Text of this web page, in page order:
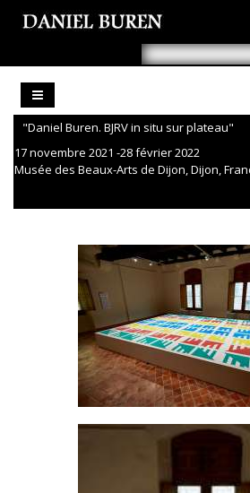
"Daniel Buren. BJRV in situ sur plateau"
17 novembre 2021 -28 février 2022
Musée des Beaux-Arts de Dijon, Dijon,